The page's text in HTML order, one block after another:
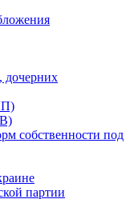
дочерних
собственности под
партии